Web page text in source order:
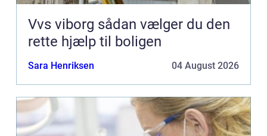
Vvs viborg sådan vælger du den
rette hjælp til boligen
Sara Henriksen 04 August 2026